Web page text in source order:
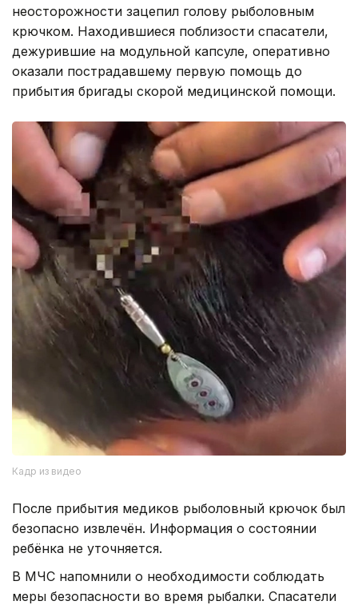
неосторожности зацепил голову рыболовным
крючком. Находившиеся поблизости спасатели,
дежурившие на модульной капсуле, оперативно
оказали пострадавшему первую помощь до
прибытия бригады скорой медицинской помощи.
Кадр из видео
После прибытия медиков рыболовный крючок был
безопасно извлечён. Информация о состоянии
ребёнка не уточняется.
В МЧС напомнили о необходимости соблюдать
меры безопасности во время рыбалки. Спасатели